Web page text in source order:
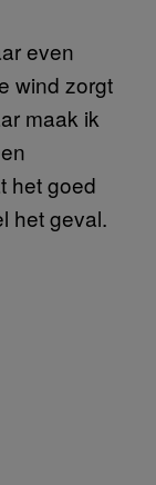
even
wind zorgt
maak ik
het goed
het geval.